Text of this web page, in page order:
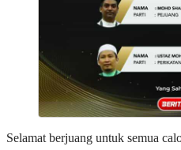
Selamat berjuang untuk semua